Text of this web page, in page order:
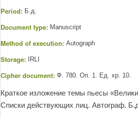
Period: Б.д.
Document type: Manuscript
Method of execution: Autograph
Storage: IRLI
Cipher document: Ф. 780. Оп. 1. Ед. хр. 10.
Краткое изложение темы пьесы
Списки действующих лиц. Автограф.